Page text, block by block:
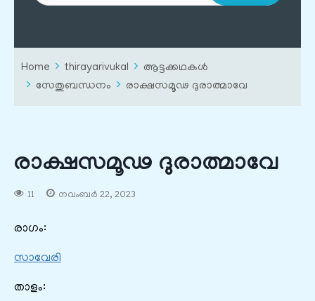
Home thirayarivukal
ആട്ടക്കഥകൾ
സേതുബന്ധനം
രാക്ഷസമൂഢ ദുരാത്മാവേ
രാക്ഷസമൂഢ ദുരാത്മാവേ
11 നവംബർ 22, 2023
രാഗം:
സാവേരി
താളം: